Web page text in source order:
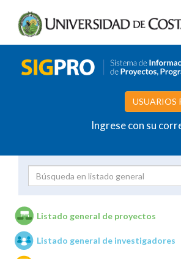
USUARIOS
Ingrese con su
Unidades de investigación
Listado general de proyectos
Listado general de investigadores